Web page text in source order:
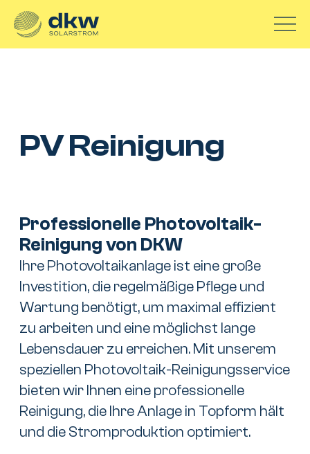
springen
PV Reinigung
Professionelle Photovoltaik-
Reinigung von DKW
Ihre Photovoltaikanlage ist eine große
Investition, die regelmäßige Pflege und
Wartung benötigt, um maximal effizient
zu arbeiten und eine möglichst lange
Lebensdauer zu erreichen. Mit unserem
speziellen Photovoltaik-Reinigungsservice
bieten wir Ihnen eine professionelle
Reinigung, die Ihre Anlage in Topform hält
und die Stromproduktion optimiert.